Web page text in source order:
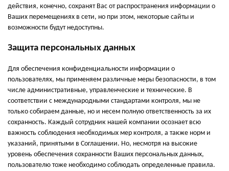
действия, конечно, сохранят Вас от распространения информации о
Ваших перемещениях в сети, но при этом, некоторые сайты и
возможности будут недоступны.
Защита персональных данных
Для обеспечения конфиденциальности информации о
пользователях, мы применяем различные меры безопасности, в том
числе административные, управленческие и технические. В
соответствии с международными стандартами контроля, мы не
только собираем данные, но и несем полную ответственность за их
сохранность. Каждый сотрудник нашей компании осознает всю
важность соблюдения необходимых мер контроля, а также норм и
указаний, принятыми в Соглашении. Но, несмотря на высокие
уровень обеспечения сохранности Ваших персональных данных,
пользователю тоже необходимо соблюдать определенные правила.